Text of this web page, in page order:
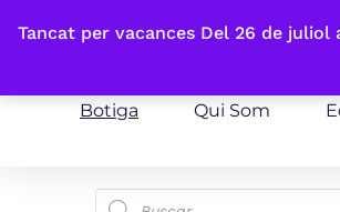
Tancat per vacances Del 26 de juliol
Fes-te'n sòcia
Botiga Qui Som